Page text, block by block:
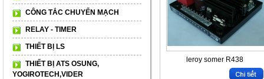
CÔNG TẮC CHUYỂN MẠCH
RELAY - TIMER
THIẾT BỊ LS
THIẾT BỊ ATS OSUNG,
YOGIROTECH,VIDER
leroy somer R438